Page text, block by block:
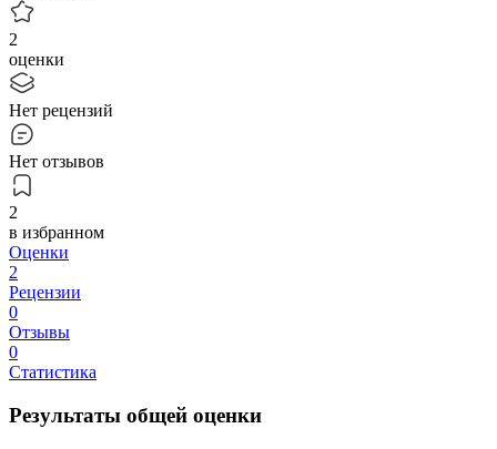
2
оценки
Нет рецензий
Нет отзывов
2
в избранном
Оценки
2
Рецензии
0
Отзывы
0
Статистика
Результаты общей оценки